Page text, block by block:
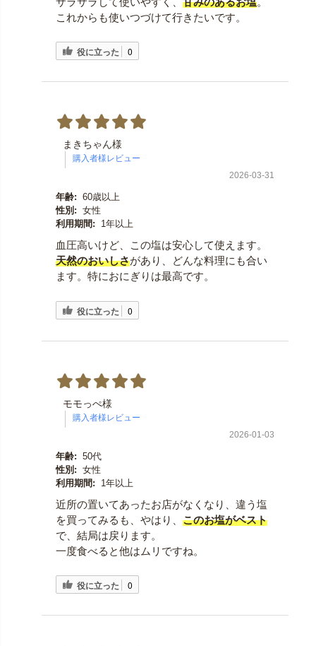
これからも使いつづけて行きたいです。
役に立った 0
まきちゃん様
2026-03-31
年齢: 60歳以上
性別: 女性
利用期間:
1年以上
血圧高いけど、この塩は安心して使えます。
天然のおいしさがあり、どんな料理にも合い
ます。特におにぎりは最高です。
役に立った 0
モモっぺ様
2026-01-03
年齢: 50代
性別: 女性
利用期間:
1年以上
近所の置いてあったお店がなくなり、違う塩
を買ってみるも、やはり、 このお塩がベスト
で、結局は戻ります。
一度食べると他はムリですね。
役に立った 0